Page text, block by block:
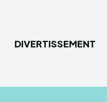
DIVERTISSEMENT